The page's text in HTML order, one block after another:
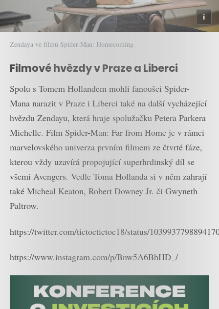
Zendaya ve filmu Spider-Man: Homecoming
Filmové hvězdy v Praze a Liberci
Spolu s Tomem Hollandem mohli fanoušci Spider-
Mana narazit v Praze i Liberci také na další vycházející
hvězdu Zendayu, která hraje spolužačku Petera Parkera
Michelle. Film Spider-Man: Far from Home je v rámci
marvelovského univerza prvním filmem ze čtvrté fáze,
kterou vždy uzavírá propojující superhrdinský díl se
všemi Avengers. Vedle Toma Hollanda si v něm zahrají
také Micheal Keaton, Robert Downey Jr. či Gwyneth
Paltrow.
https://twitter.com/tictoctictoc18/status/
https://www.instagram.com/p/Bnw5A6BhHD_/